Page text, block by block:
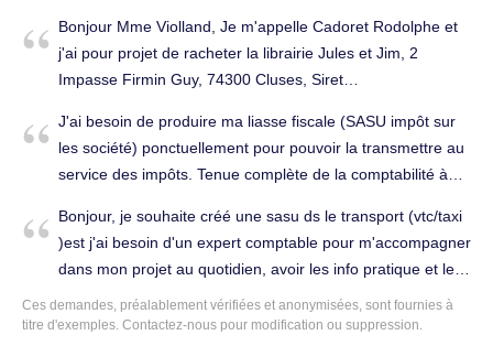
Bonjour Mme Violland, Je m'appelle Cadoret Rodolphe et
j'ai pour projet de racheter la librairie Jules et Jim, 2
Impasse Firmin Guy, 74300 Cluses, Siret
suite à son projet de départ à la retraite. Les pièces qui
vous sont nécessaires à la constitution du dossier ? Je
voudrais savoir quelles sont les démarches à effectuer
pour effectuer l'acquisition ? Et suite à ses informations,
quel type de statut juridique me conseilliez-vous de
souscrire ? Dans l'attente d'une réponse de votre part, je
plus respectueuses salutations. Cordialement Mr Cadoret
J'ai besoin de produire ma liasse fiscale (SASU impôt sur
les société) ponctuellement pour pouvoir la transmettre au
service des impôts. Tenue complète de la comptabilité à
Bonjour, je souhaite créé une sasu ds le transport (vtc/taxi
)est j'ai besoin d'un expert comptable pour m'accompagner
dans mon projet au quotidien, avoir les info pratique et les
meilleur conseil. Cordialement, Tenue complète de la
comptabilité à Cluses (74300).
Ces demandes, préalablement vérifiées et anonymisées, sont fournies à
titre d'exemples. Contactez-nous pour modification ou suppression.